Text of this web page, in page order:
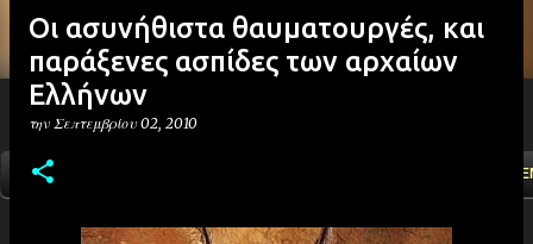
ΑΡΧΙΚΗ
Οι ασυνήθιστα θαυματουργές, και
παράξενες ασπίδες των αρχαίων
Ελλήνων
την Σεπτεμβρίου 02, 2010